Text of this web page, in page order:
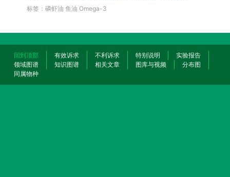
标签：磷虾油 鱼油 Omega-3
回到顶部 有效诉求 不利诉求 特别说明
实验报告
领域图谱
知识图谱 相关文章 图库与视频
分布图
同属物种